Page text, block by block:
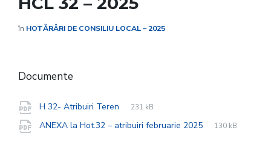
în HOTĂRÂRI DE CONSILIU LOCAL – 2025
Documente
H 32- Atribuiri Teren
File
pdf
File
231 kB
ANEXA la Hot.32 – atribuiri februarie 2025
File
pdf
File
130 kB